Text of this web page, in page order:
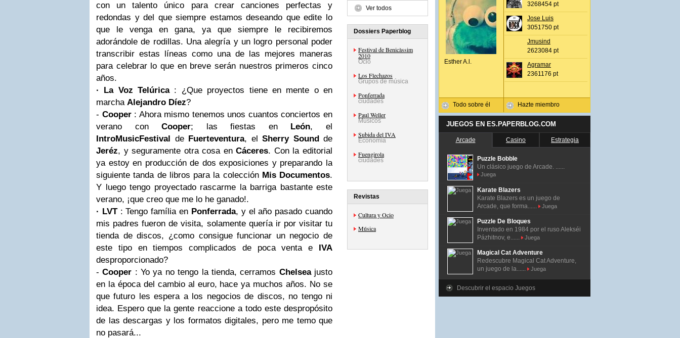
con un talento único para crear canciones perfectas y
redondas y del que siempre estamos deseando que edite lo
que le venga en gana, ya que siempre le recibiremos
adorándole de rodillas. Una alegría y un logro personal poder
transcribir estas líneas como una de las mejores maneras
para celebrar lo que en breve serán nuestros primeros cinco
años.
· La Voz Telúrica: ¿Que proyectos tiene en mente o en
marcha Alejandro Díez?
- Cooper: Ahora mismo tenemos unos cuantos conciertos en
verano conCooper; las fiestas en León, el
IntroMusicFestival de Fuerteventura, el Sherry Soundde
Jeréz, y seguramente otra cosa enCáceres. Con la editorial
ya estoy en producción de dos exposiciones y preparando la
siguiente tanda de libros para la colección Mis Documentos.
Y luego tengo proyectado rascarme la barriga bastante este
verano, ¡que creo que me lo he ganado!.
· LVT: Tengo família en Ponferrada, y el año pasado cuando
mis padres fueron de visita, solamente quería ir por visitar tu
tienda de discos, ¿como consigue funcionar un negocio de
este tipo en tiempos complicados de poca venta e IVA
desproporcionado?
-Cooper : Yo ya no tengo la tienda, cerramos Chelseajusto
en la época del cambio al euro, hace ya muchos años. No se
que futuro les espera a los negocios de discos, no tengo ni
idea. Espero que la gente reaccione a todo este despropósito
de las descargas y los formatos digitales, pero me temo que
no pasará...
Ver todos
Dossiers Paperblog
Festival de Benicàssim
2010
Ocio
Los Flechazos
Grupos de música
Ponferrada
ciudades
Paul Weller
Músicos
Subida del IVA
Economía
Fuengirola
ciudades
Revistas
Cultura y Ocio
Música
Esther A.l.
Todo sobre él
3268454 pt
Jose Luis
3051750 pt
Jmusind
2623084 pt
Agramar
2361176 pt
Hazte miembro
JUEGOS EN ES.PAPERBLOG.COM
Arcade Casino Estrategia
Puzzle Bobble
Un clásico juego de Arcade. ......
Juega
Karate Blazers
Karate Blazers es un juego de
Arcade, que forma......
Juega
Puzzle De Bloques
Inventado en 1984 por el ruso Alekséi
Pázhitnov, e......
Juega
Magical Cat Adventure
Redescubre Magical Cat Adventure,
un juego de la......
Juega
Descubrir el espacio Juegos